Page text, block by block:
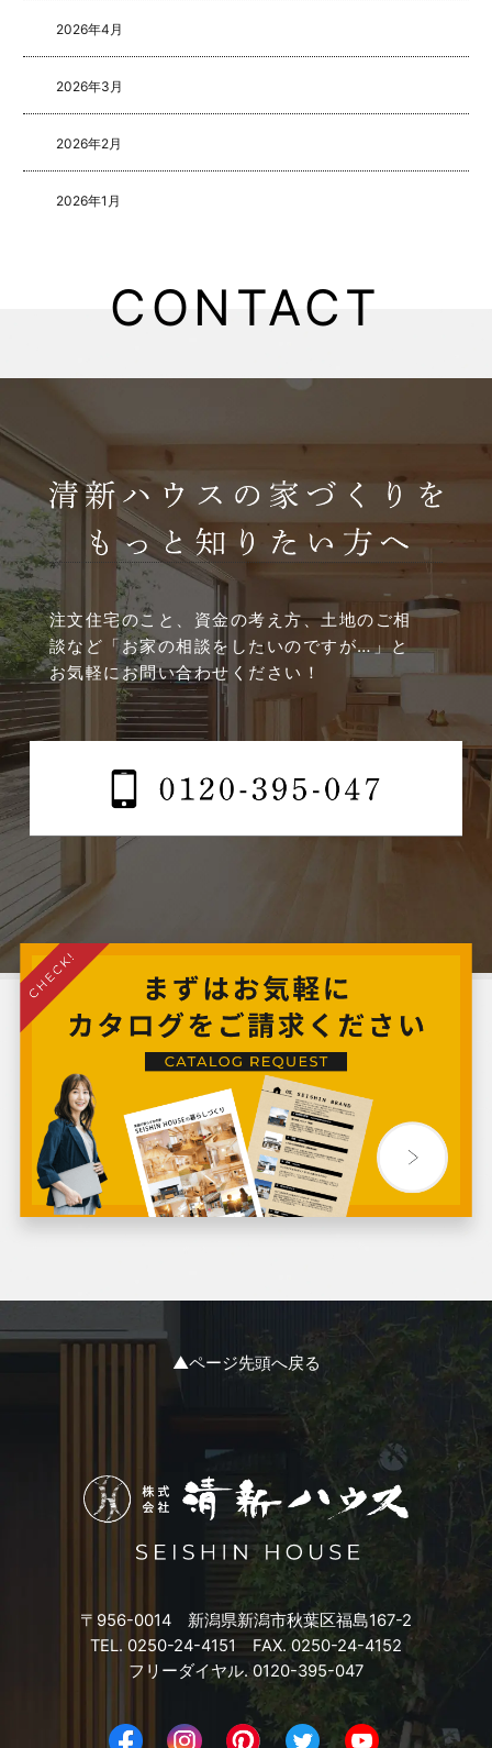
2026年4月
2026年3月
2026年2月
2026年1月
2025年5月
2025年2月
2025年1月
2024年12月
2024年11月
2024年10月
2024年9月
2024年7月
2024年6月
2024年5月
2024年3月
2024年2月
2023年11月
2023年8月
2023年6月
2023年4月
CONTACT
注文住宅のこと、資金の考え方、土地のご相
談など 「お家の相談をしたいのですが…」と
お気軽にお問い合わせください！
▲ページ先頭へ戻る
〒956-0014 新潟県新潟市秋葉区福島167-2
TEL. 0250-24-4151 FAX. 0250-24-4152
フリーダイヤル. 0120-395-047